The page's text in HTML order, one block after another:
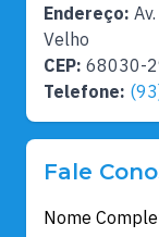
Endereço:
Velho
CEP: 68030-
Telefone:
Fale
Nome